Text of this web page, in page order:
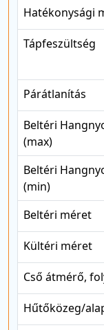
Hatékonysági
Tápfeszültség
Párátlanítás
Beltéri
(max)
Beltéri
(min)
Beltéri méret
Kültéri méret
Cső átmérő,
Hűtőközeg/